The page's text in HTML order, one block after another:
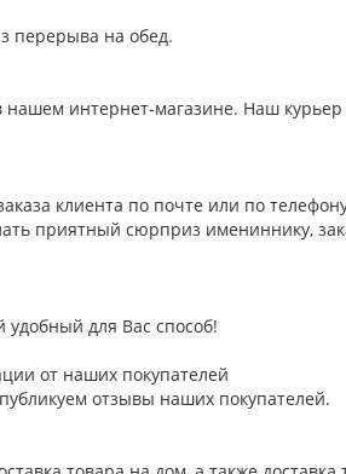
перерыва на обед.
интернет-магазине. Наш
клиента по почте или по
приятный сюрприз имениннику,
для Вас способ!
от наших покупателей
отзывы наших покупателей.